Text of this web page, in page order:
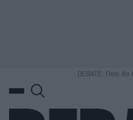
DEBATE: Πότε θα